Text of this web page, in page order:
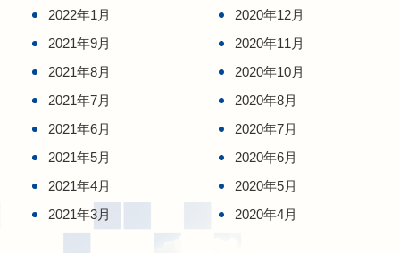
2022年1月
2021年9月
2021年8月
2021年7月
2021年6月
2021年5月
2021年4月
2021年3月
2020年12月
2020年11月
2020年10月
2020年8月
2020年7月
2020年6月
2020年5月
2020年4月